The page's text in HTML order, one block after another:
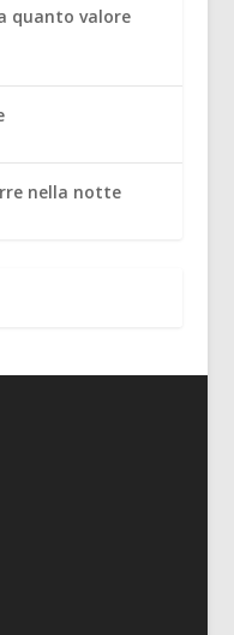
quanto valore
nella notte